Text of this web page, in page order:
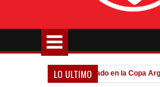
LO ULTIMO
Todo confirmado en la Copa Argentina